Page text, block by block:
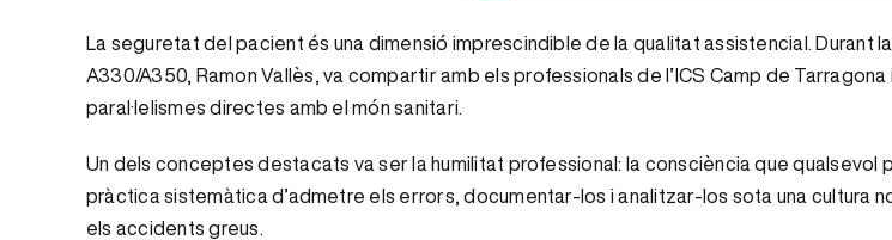
La seguretat del pacient és una dimensió imprescindible de la qualitat assistencial. Durant
A330/A350, Ramon Vallès, va compartir amb els professionals de l’ICS Camp de
paral·lelismes directes amb el món sanitari.
Un dels conceptes destacats va ser la humilitat professional: la consciència que qualsevol
pràctica sistemàtica d’admetre els errors, documentar-los i analitzar-los sota una cultura
els accidents greus.